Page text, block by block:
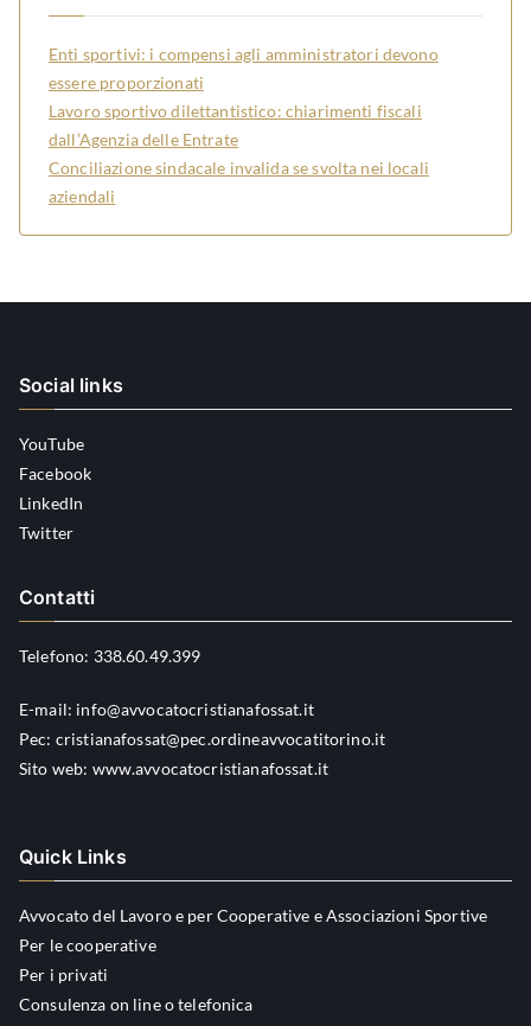
Enti sportivi: i compensi agli amministratori devono
essere proporzionati
Lavoro sportivo dilettantistico: chiarimenti fiscali
dall’Agenzia delle Entrate
Conciliazione sindacale invalida se svolta nei locali
aziendali
Social links
YouTube
Facebook
LinkedIn
Twitter
Contatti
Telefono: 338.60.49.399
E-mail: info@avvocatocristianafossat.it
Pec: cristianafossat@pec.ordineavvocatitorino.it
Sito web: www.avvocatocristianafossat.it
Quick Links
Avvocato del Lavoro e per Cooperative e Associazioni Sportive
Per le cooperative
Per i privati
Consulenza on line o telefonica